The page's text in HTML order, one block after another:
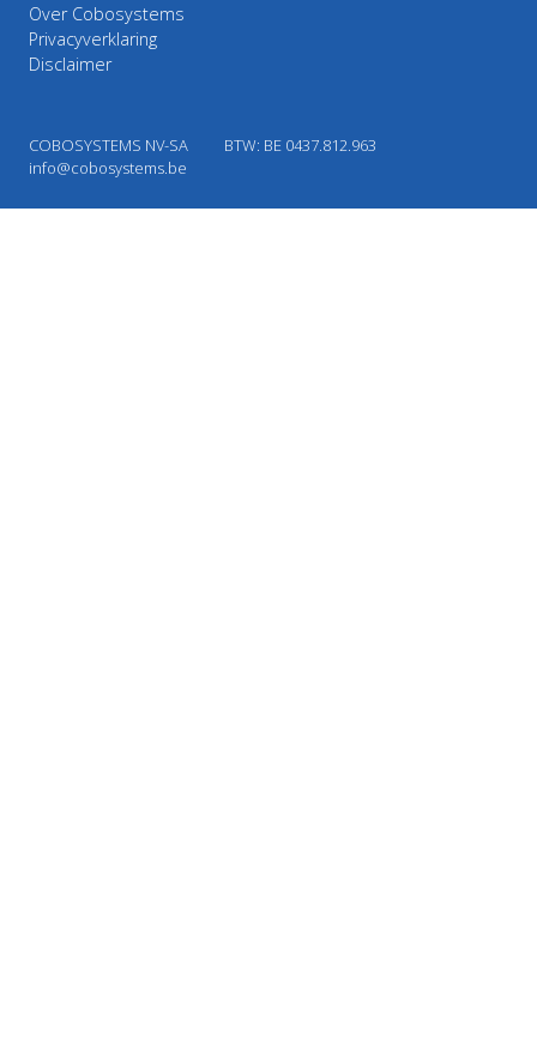
Over Cobosystems
Privacyverklaring
Disclaimer
COBOSYSTEMS NV-SA
BTW: BE 0437.812.963
info@cobosystems.be